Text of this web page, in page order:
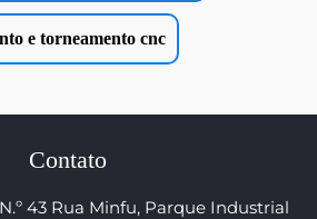
e torneamento cnc
Contato
N.º 43 Rua Minfu, Parque Industrial